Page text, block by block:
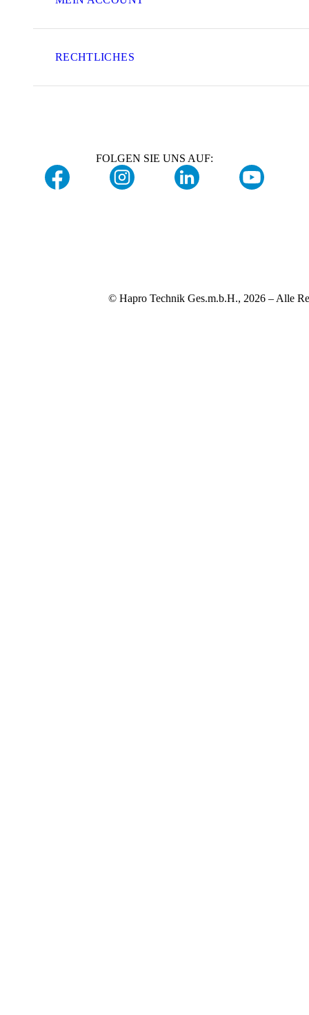
RECHTLICHES
FOLGEN SIE UNS AUF:
© Hapro Technik Ges.m.b.H., 2026 – Alle